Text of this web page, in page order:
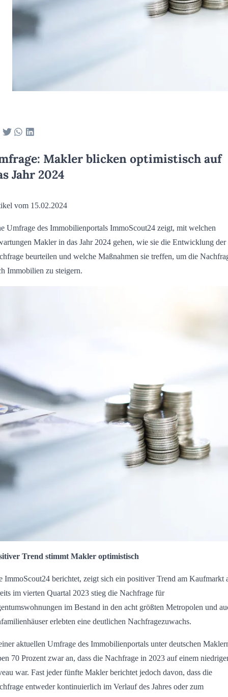
Makler blicken optimistisch auf
Jahr 2024
vom 15.02.2024
Umfrage des Immobilienportals ImmoScout24 zeigt, mit welchen
Makler in das Jahr 2024 gehen, wie sie die Entwicklung der
beurteilen und welche Maßnahmen sie treffen, um die
Immobilien zu steigern.
Trend stimmt Makler optimistisch
ImmoScout24 berichtet, zeigt sich ein positiver Trend am Kaufmarkt
im vierten Quartal 2023 stieg die Nachfrage für
im Bestand in den acht größten Metropolen und
erlebten eine deutlichen Nachfragezuwachs.
aktuellen Umfrage des Immobilienportals unter deutschen
70 Prozent zwar an, dass die Nachfrage in 2023 auf einem
war. Fast jeder fünfte Makler berichtet jedoch davon, dass die
entweder kontinuierlich im Verlauf des Jahres oder zum